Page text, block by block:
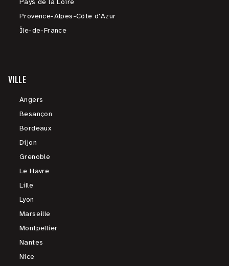
Pays de la Loire
Provence-Alpes-Côte d'Azur
Île-de-France
VILLE
Angers
Besançon
Bordeaux
Dijon
Grenoble
Le Havre
Lille
Lyon
Marseille
Montpellier
Nantes
Nice